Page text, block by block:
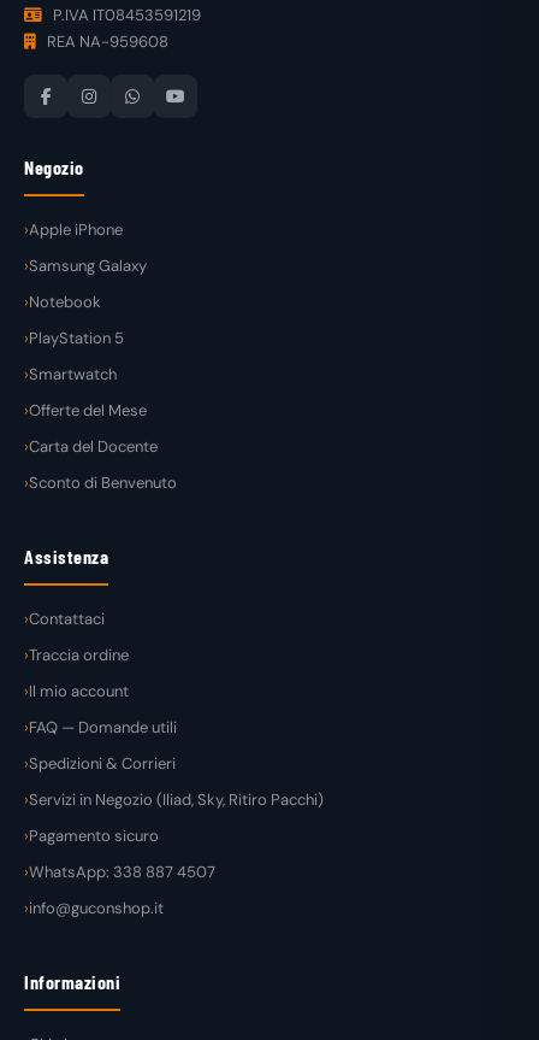
P.IVA IT08453591219
REA NA-959608
Negozio
Apple iPhone
Samsung Galaxy
Notebook
PlayStation 5
Smartwatch
Offerte del Mese
Carta del Docente
Sconto di Benvenuto
Assistenza
Contattaci
Traccia ordine
Il mio account
FAQ — Domande utili
Spedizioni & Corrieri
Servizi in Negozio (Iliad, Sky, Ritiro Pacchi)
Pagamento sicuro
WhatsApp: 338 887 4507
info@guconshop.it
Informazioni